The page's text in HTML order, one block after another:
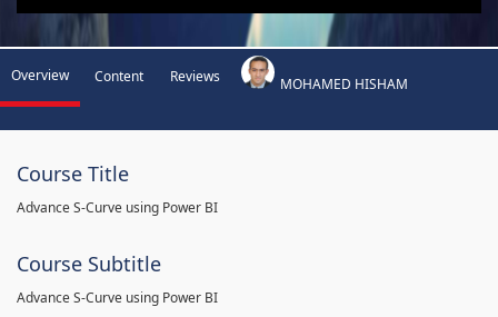
Overview Content Reviews MOHAMED HISHAM
Course Title
Advance S-Curve using Power BI
Course Subtitle
Advance S-Curve using Power BI